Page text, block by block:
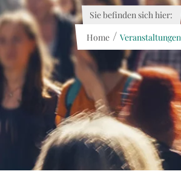
Sie befinden sich hier:
Home / Veranstaltungen